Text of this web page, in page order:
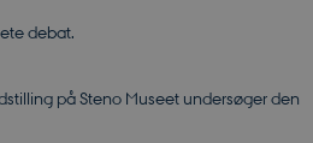
debat.
på Steno Museet undersøger den